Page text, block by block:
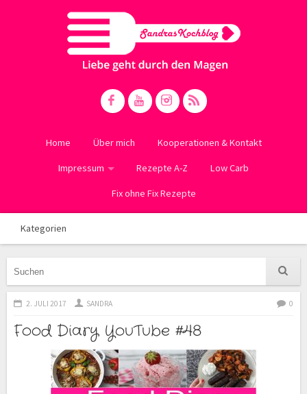
Home Über mich Kooperationen & Kontakt
Impressum Rezepte A-Z Low Carb
Fix ohne Fix Rezepte
Kategorien
2. JULI 2017 SANDRA 0
Food Diary YouTube #48